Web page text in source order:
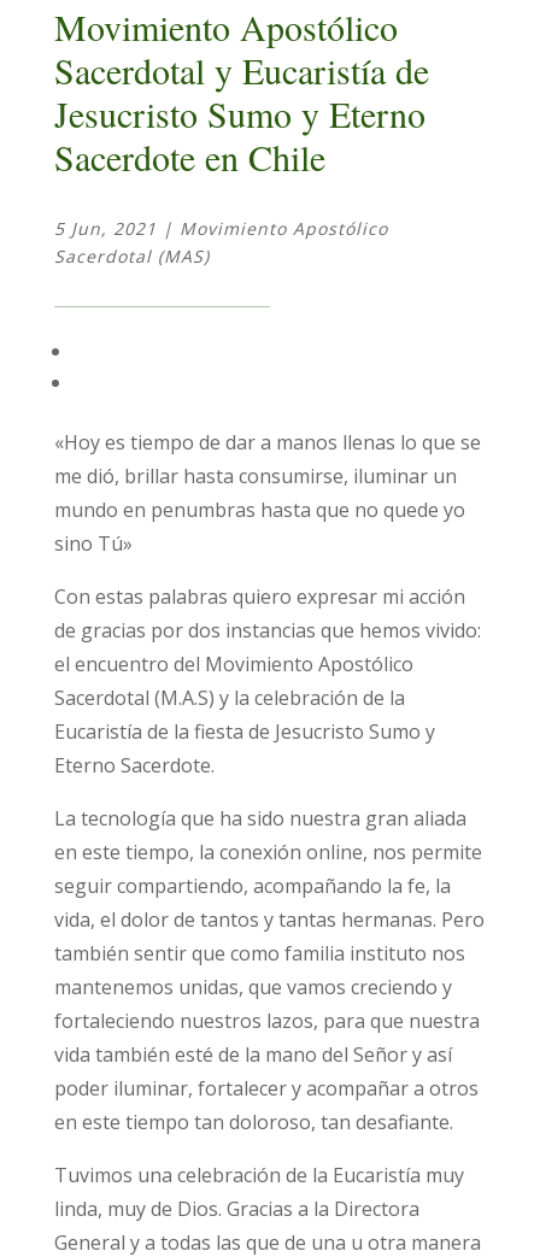
Movimiento Apostólico
Sacerdotal y Eucaristía de
Jesucristo Sumo y Eterno
Sacerdote en Chile
5 Jun, 2021 | Movimiento Apostólico
Sacerdotal (MAS)
«Hoy es tiempo de dar a manos llenas lo que se
me dió, brillar hasta consumirse, iluminar un
mundo en penumbras hasta que no quede yo
sino Tú»
Con estas palabras quiero expresar mi acción
de gracias por dos instancias que hemos vivido:
el encuentro del Movimiento Apostólico
Sacerdotal (M.A.S) y la celebración de la
Eucaristía de la fiesta de Jesucristo Sumo y
Eterno Sacerdote.
La tecnología que ha sido nuestra gran aliada
en este tiempo, la conexión online, nos permite
seguir compartiendo, acompañando la fe, la
vida, el dolor de tantos y tantas hermanas. Pero
también sentir que como familia instituto nos
mantenemos unidas, que vamos creciendo y
fortaleciendo nuestros lazos, para que nuestra
vida también esté de la mano del Señor y así
poder iluminar, fortalecer y acompañar a otros
en este tiempo tan doloroso, tan desafiante.
Tuvimos una celebración de la Eucaristía muy
linda, muy de Dios. Gracias a la Directora
General y a todas las que de una u otra manera